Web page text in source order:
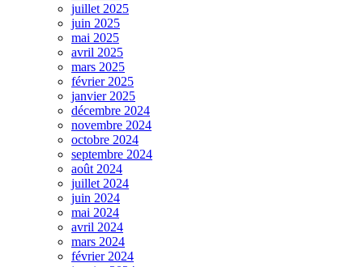
juillet 2025
juin 2025
mai 2025
avril 2025
mars 2025
février 2025
janvier 2025
décembre 2024
novembre 2024
octobre 2024
septembre 2024
août 2024
juillet 2024
juin 2024
mai 2024
avril 2024
mars 2024
février 2024